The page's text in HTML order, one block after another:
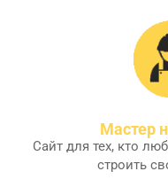
Мастер
Сайт для тех, кто
строить